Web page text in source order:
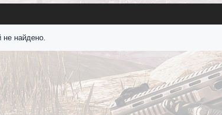
не найдено.